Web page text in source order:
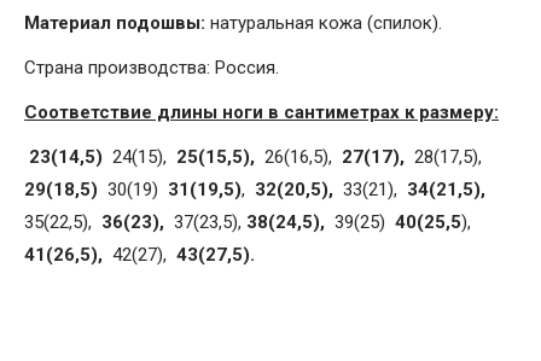
Материал подошвы: натуральная кожа (спилок).
Страна производства: Россия.
Соответствие длины ноги в сантиметрах к размеру:
23(14,5) 24(15), 25(15,5), 26(16,5), 27(17), 28(17,5),
29(18,5) 30(19) 31(19,5), 32(20,5), 33(21), 34(21,5),
35(22,5), 36(23), 37(23,5), 38(24,5), 39(25) 40(25,5),
41(26,5), 42(27), 43(27,5).